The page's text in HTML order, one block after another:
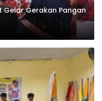
Gelar Gerakan Pangan